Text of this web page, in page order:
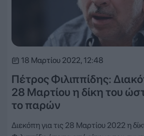
18 Μαρτίου 2022, 12:48
Πέτρος Φιλιππίδης:
28 Μαρτίου η δίκη του
το παρών
Διεκόπη για τις 28 Μαρτίου 2022 η